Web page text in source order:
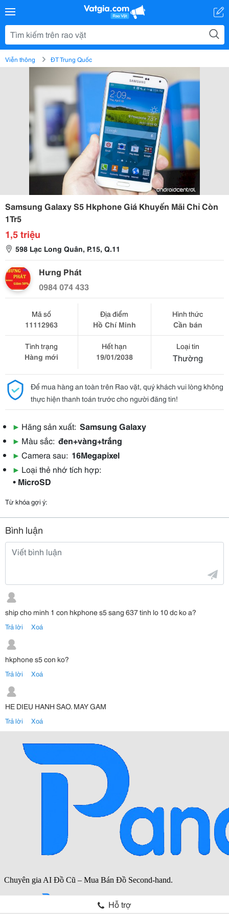
Viễn thông ĐT Trung Quốc
Samsung Galaxy S5 Hkphone Giá Khuyến Mãi Chỉ Còn
1Tr5
1,5 triệu
598 Lạc Long Quân, P.15, Q.11
Hưng Phát
0984 074 433
Mã số
11112963
Địa điểm
Hồ Chí Minh
Hình thức
Cần bán
Tình trạng
Hàng mới
Hết hạn
19/01/2038
Loại tin
Thường
Để mua hàng an toàn trên Rao vặt, quý khách vui lòng không
thực hiện thanh toán trước cho người đăng tin!
▶ Hãng sản xuất: Samsung Galaxy
▶ Màu sắc: đen+vàng+trắng
▶ Camera sau: 16Megapixel
▶ Loại thẻ nhớ tích hợp:
• MicroSD
Từ khóa gợi ý:
Bình luận
ship cho minh 1 con hkphone s5 sang 637 tinh lo 10 dc ko a?
Trả lời Xoá
hkphone s5 con ko?
Trả lời Xoá
HE DIEU HANH SAO. MAY GAM
Trả lời Xoá
Hỗ trợ